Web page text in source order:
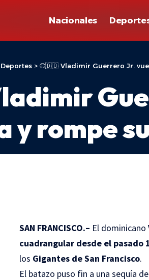
Nacionales
Deportes > ⚾🇩🇴 Vladimir Guerrero Jr.
y rompe
DE 2026 20:34
SAN FRANCISCO.– El dominicano
cuadrangular desde el pasado
los Gigantes de San Francisco.
El batazo puso fin a una sequía